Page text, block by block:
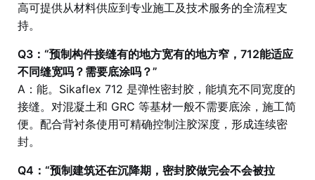
高可提供从材料供应到专业施工及技术服务的全流程支
持。
Q3：“预制构件接缝有的地方宽有的地方窄，712能适应
不同缝宽吗？需要底涂吗？”
A：能。Sikaflex 712 是弹性密封胶，能填充不同宽度的
接缝。对混凝土和 GRC 等基材一般不需要底涂，施工简
便。配合背衬条使用可精确控制注胶深度，形成连续密
封。
Q4：“预制建筑还在沉降期，密封胶做完会不会被拉